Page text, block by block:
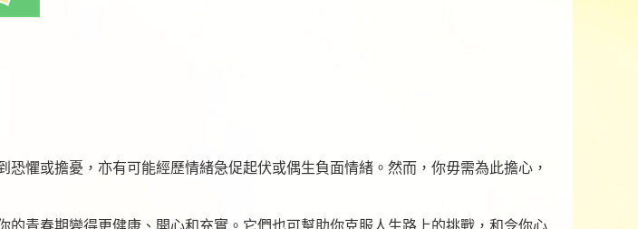
懼或擔憂，亦有可能經歷情緒急促起伏或偶生負面情緒。然而，你毋需為此擔心，
的青春期變得更健康、開心和充實。它們也可幫助你克服人生路上的挑戰，和令你心